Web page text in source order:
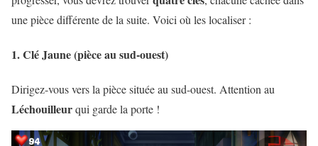
une pièce différente de la suite. Voici où les localiser :
1. Clé Jaune (pièce au sud-ouest)
Dirigez-vous vers la pièce située au sud-ouest. Attention au
Léchouilleurqui garde la porte !